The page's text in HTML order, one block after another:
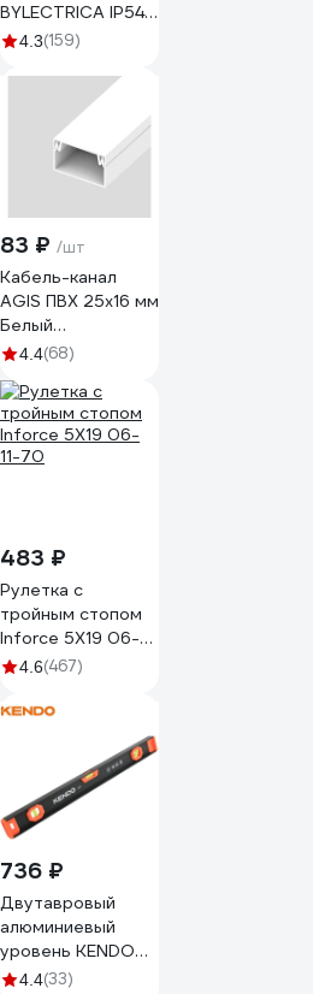
BYLECTRICA IP54,
серия ПРАЛЕСКА
РА16-303 03
РА16-303 (03)
4.3(159)
83 ₽ /шт
Кабель-канал
AGIS ПВХ 25x16 мм
Белый
60.01.25.16.200
4.4(68)
483 ₽
Рулетка с
тройным стопом
Inforce 5Х19 06-
11-70
4.6(467)
736 ₽
Двутавровый
алюминиевый
уровень KENDO
600 мм 35253
4.4(33)